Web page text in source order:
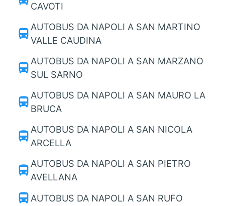
CAVOTI
directions_bus AUTOBUS DA NAPOLI A SAN MARTINO
VALLE CAUDINA
directions_bus AUTOBUS DA NAPOLI A SAN MARZANO
SUL SARNO
directions_bus AUTOBUS DA NAPOLI A SAN MAURO LA
BRUCA
directions_bus AUTOBUS DA NAPOLI A SAN NICOLA
ARCELLA
directions_bus AUTOBUS DA NAPOLI A SAN PIETRO
AVELLANA
directions_bus AUTOBUS DA NAPOLI A SAN RUFO